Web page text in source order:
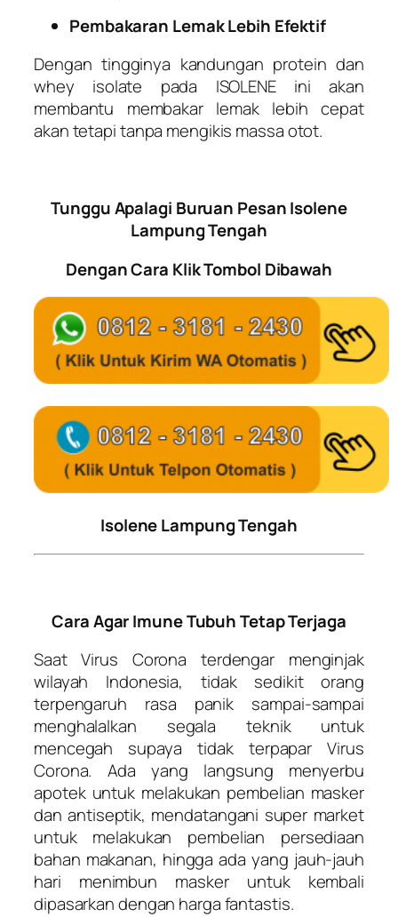
Pembakaran Lemak Lebih Efektif
Dengan tingginya kandungan protein dan
whey isolate pada ISOLENE ini akan
membantu membakar lemak lebih cepat
akan tetapi tanpa mengikis massa otot.
Tunggu Apalagi Buruan Pesan Isolene
Lampung Tengah
Dengan Cara Klik Tombol Dibawah
Isolene Lampung Tengah
Cara Agar Imune Tubuh Tetap Terjaga
Saat Virus Corona terdengar menginjak
wilayah Indonesia, tidak sedikit orang
terpengaruh rasa panik sampai-sampai
menghalalkan segala teknik untuk
mencegah supaya tidak terpapar Virus
Corona. Ada yang langsung menyerbu
apotek untuk melakukan pembelian masker
dan antiseptik, mendatangani super market
untuk melakukan pembelian persediaan
bahan makanan, hingga ada yang jauh-jauh
hari menimbun masker untuk kembali
dipasarkan dengan harga fantastis.